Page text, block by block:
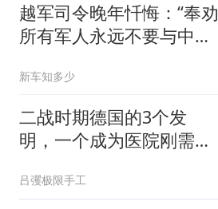
越军司令晚年忏悔：“奉劝
所有军人永远不要与中国
新车知多少
二战时期德国的3个发
明，一个成为医院刚需，
吕彏极限手工